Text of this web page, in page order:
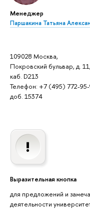
Менеджер
Паршакина Татьяна
109028 Москва,
Покровский бульвар, д. 11,
каб. D213
Телефон: +7 (495) 772-
доб. 15374
Выразительная кнопка
для предложений и
деятельности